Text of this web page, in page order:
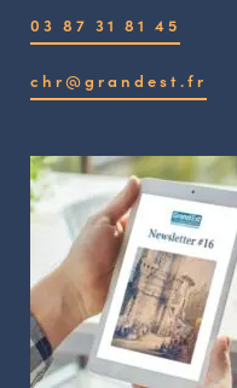
03 87 31 81 45
chr@grandest.fr